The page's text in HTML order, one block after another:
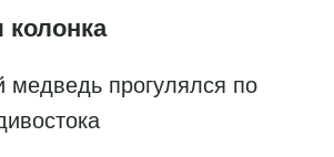
колонка
медведь прогулялся по